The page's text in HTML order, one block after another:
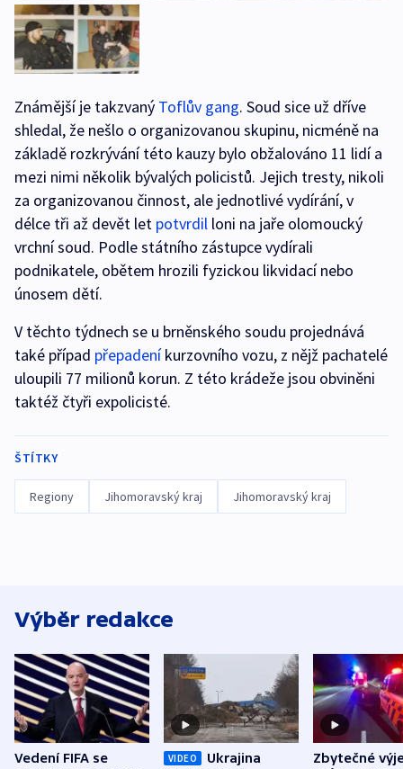
Známější je takzvaný Toflův gang. Soud sice už dříve
shledal, že nešlo o organizovanou skupinu, nicméně na
základě rozkrývání této kauzy bylo obžalováno 11 lidí a
mezi nimi několik bývalých policistů. Jejich tresty, nikoli
za organizovanou činnost, ale jednotlivé vydírání, v
délce tři až devět let potvrdil loni na jaře olomoucký
vrchní soud. Podle státního zástupce vydírali
podnikatele, obětem hrozili fyzickou likvidací nebo
únosem dětí.
V těchto týdnech se u brněnského soudu projednává
také případ přepadeníkurzovního vozu, z nějž pachatelé
uloupili 77 milionů korun. Z této krádeže jsou obviněni
taktéž čtyři expolicisté.
ŠTÍTKY
Regiony Jihomoravský kraj Jihomoravský kraj
Výběr redakce
Vedení FIFA se
VIDEO
Ukrajina
Zbytečné